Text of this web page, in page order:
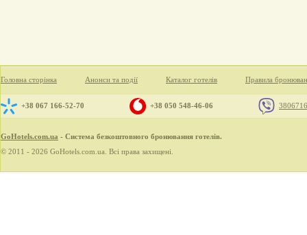
Головна сторінка Анонси та події Каталог готелів Правила
+38 067 166-52-70 +38 050 548-46-06
GoHotels.com.ua - Система безкоштовного бронювання готелів.
© 2011 - 2026 GoHotels.com.ua. Всі права захищені.